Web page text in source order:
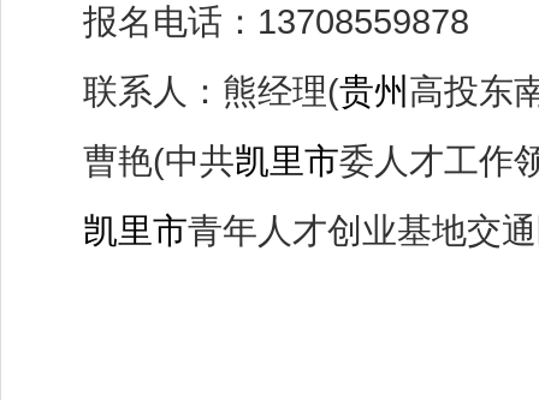
报名电话：13708559878
联系人：熊经理(贵州 高投东
曹艳(中共凯里市委人才工作
凯里市青年人才创业基地交